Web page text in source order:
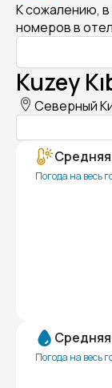
К сожалению,
номеров в
Kuzey
Северный
Погода на весь
Погода на весь